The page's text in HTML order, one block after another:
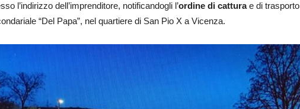
l’indirizzo dell’imprenditore, notificandogli l’ordine di catturae di trasporto
“Del Papa”, nel quartiere di San Pio X a Vicenza.